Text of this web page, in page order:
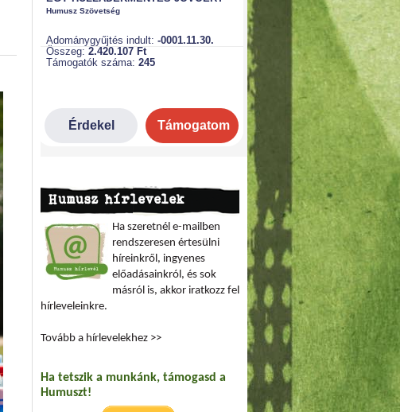
Humusz hírlevelek
Ha szeretnél e-mailben
rendszeresen értesülni
híreinkről, ingyenes
előadásainkról, és sok
másról is, akkor iratkozz fel
hírleveleinkre.
Tovább a hírlevelekhez >>
Ha tetszik a munkánk, támogasd a
Humuszt!